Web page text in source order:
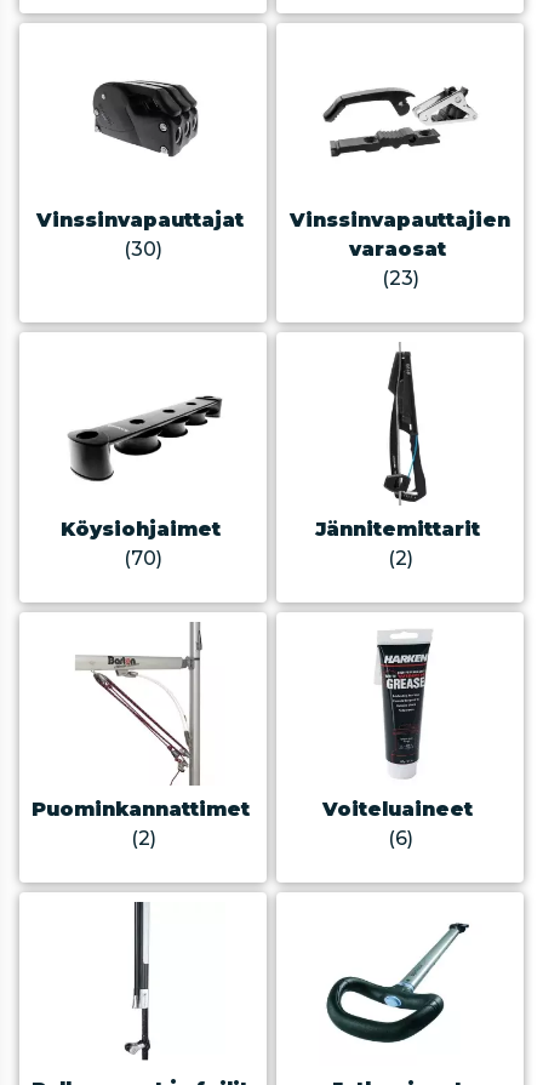
Vinssinvapauttajat
(30)
Vinssinvapauttajien
varaosat
(23)
Köysiohjaimet
(70)
Jännitemittarit
(2)
Puominkannattimet
(2)
Voiteluaineet
(6)